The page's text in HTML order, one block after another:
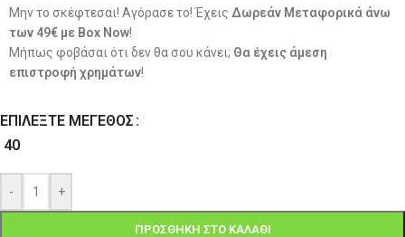
Μην το σκέφτεσαι! Αγόρασε το! Έχεις Δωρεάν Μεταφορικά άνω
των 49€ με Box Now!
Μήπως φοβάσαι ότι δεν θα σου κάνει; Θα έχεις άμεση
επιστροφή χρημάτων!
ΕΠΙΛΈΞΤΕ ΜΈΓΕΘΟΣ
40
- +
ΠΡΟΣΘΉΚΗ ΣΤΟ ΚΑΛΆΘΙ